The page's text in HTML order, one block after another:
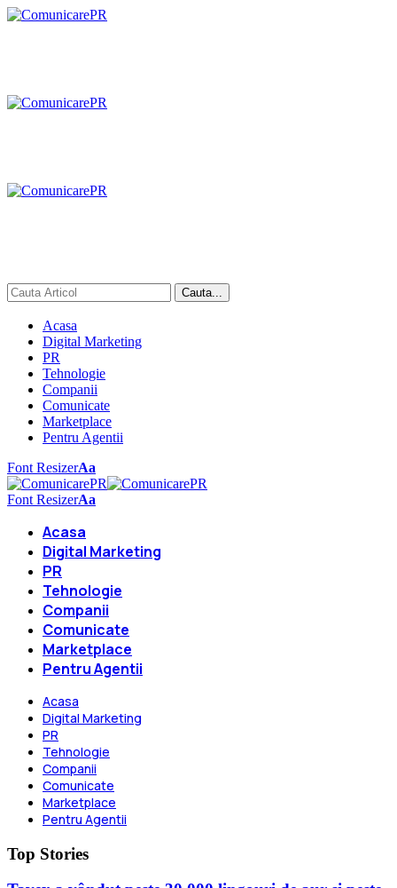
Acasa
Digital Marketing
PR
Tehnologie
Companii
Comunicate
Marketplace
Pentru Agentii
Font ResizerAa
Font ResizerAa
Acasa
Digital Marketing
PR
Tehnologie
Companii
Comunicate
Marketplace
Pentru Agentii
Acasa
Digital Marketing
PR
Tehnologie
Companii
Comunicate
Marketplace
Pentru Agentii
Top Stories